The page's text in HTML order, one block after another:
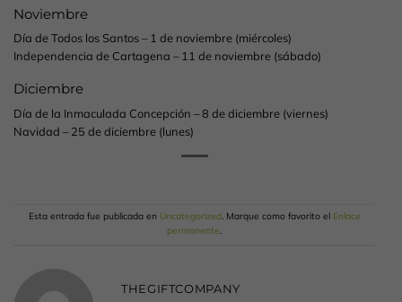
Noviembre
Día de Todos los Santos – 1 de noviembre (miércoles)
Independencia de Cartagena – 11 de noviembre (sábado)
Diciembre
Día de la Inmaculada Concepción – 8 de diciembre (viernes)
Navidad – 25 de diciembre (lunes)
Esta entrada fue publicada en Uncategorized. Marque como favorito el Enlace
permanente.
THEGIFTCOMPANY